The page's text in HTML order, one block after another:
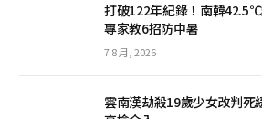
打破122年紀錄！南韓
專家教6招防中暑
7 8 月, 2026
雲南漢劫殺19歲少女改判死